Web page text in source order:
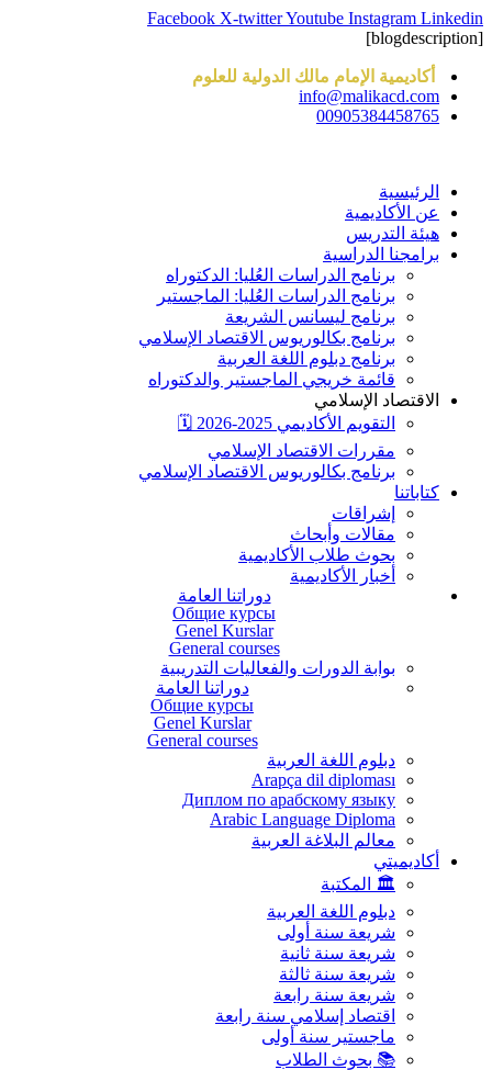
Skip
to
Facebook X-twitterYoutube Instagram Linkedin
[blogdescription]
أكاديمية الإمام مالك الدولية للعلوم
info@malikacd.com
00905384458765
الرئيسية
عن الأكاديمية
هيئة التدريس
برامجنا الدراسية
برنامج الدراسات العُليا: الدكتوراه
برنامج الدراسات العُليا: الماجستير
برنامج ليسانس الشريعة
برنامج بكالوريوس الاقتصاد الإسلامي
برنامج دبلوم اللغة العربية
قائمة خريجي الماجستير والدكتوراه
الاقتصاد الإسلامي
التقويم الأكاديمي 2025-2026 🗓️
مقررات الاقتصاد الإسلامي
برنامج بكالوريوس الاقتصاد الإسلامي
كتاباتنا
إشراقات
مقالات وأبحاث
بحوث طلاب الأكاديمية
أخبار الأكاديمية
دوراتنا العامة
Общие курсы
Genel Kurslar
General courses
بوابة الدورات والفعاليات التدريبية
دوراتنا العامة
Общие курсы
Genel Kurslar
General courses
دبلوم اللغة العربية
Arapça dil diploması
Диплом по арабскому языку
Arabic Language Diploma
معالم البلاغة العربية
أكاديميتي
🏛️ المكتبة
دبلوم اللغة العربية
شريعة سنة أولى
شريعة سنة ثانية
شريعة سنة ثالثة
شريعة سنة رابعة
اقتصاد إسلامي سنة رابعة
ماجستير سنة أولى
📚 بحوث الطلاب